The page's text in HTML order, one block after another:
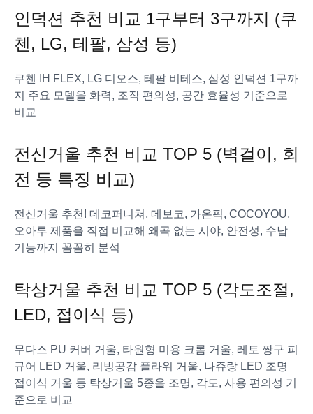
인덕션 추천 비교 1구부터 3구까지 (쿠
첸, LG, 테팔, 삼성 등)
쿠첸 IH FLEX, LG 디오스, 테팔 비테스, 삼성 인덕션 1구까
지 주요 모델을 화력, 조작 편의성, 공간 효율성 기준으로
비교
전신거울 추천 비교 TOP 5 (벽걸이, 회
전 등 특징 비교)
전신거울 추천! 데코퍼니쳐, 데보코, 가온픽, COCOYOU,
오아루 제품을 직접 비교해 왜곡 없는 시야, 안전성, 수납
기능까지 꼼꼼히 분석
탁상거울 추천 비교 TOP 5 (각도조절,
LED, 접이식 등)
무다스 PU 커버 거울, 타원형 미용 크롬 거울, 레토 짱구 피
규어 LED 거울, 리빙공감 플라워 거울, 나쥬랑 LED 조명
접이식 거울 등 탁상거울 5종을 조명, 각도, 사용 편의성 기
준으로 비교